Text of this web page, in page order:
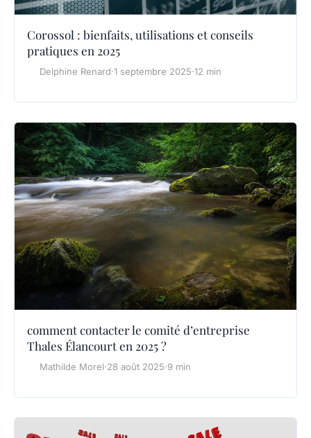
Corossol : bienfaits, utilisations et conseils
pratiques en 2025
Delphine Renard·1 septembre 2025·12 min
comment contacter le comité d’entreprise
Thales Élancourt en 2025 ?
Mathilde Morel·28 août 2025·9 min